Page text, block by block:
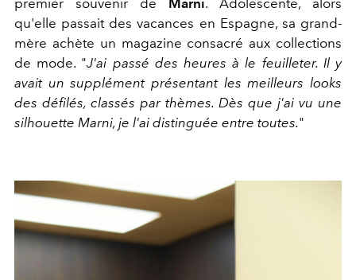
premier souvenir de Marni. Adolescente, alors
qu'elle passait des vacances en Espagne, sa grand-
mère achète un magazine consacré aux collections
de mode. "J'ai passé des heures à le feuilleter. Il y
avait un supplément présentant les meilleurs looks
des défilés, classés par thèmes. Dès que j'ai vu une
silhouette Marni, je l'ai distinguée entre toutes."